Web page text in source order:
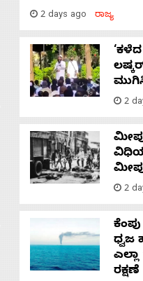
2 days ago ರಾಜ್ಯ
2
ವಿಧಿಯ
2
ಧ್ವಜ
ರಕ್ಷಣೆ